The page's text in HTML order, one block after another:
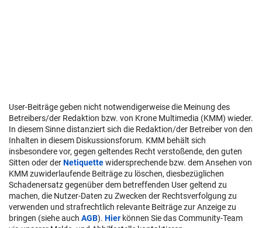
User-Beiträge geben nicht notwendigerweise die Meinung des
Betreibers/der Redaktion bzw. von Krone Multimedia (KMM) wieder.
In diesem Sinne distanziert sich die Redaktion/der Betreiber von den
Inhalten in diesem Diskussionsforum. KMM behält sich
insbesondere vor, gegen geltendes Recht verstoßende, den guten
Sitten oder derNetiquettewidersprechende bzw. dem Ansehen von
KMM zuwiderlaufende Beiträge zu löschen, diesbezüglichen
Schadenersatz gegenüber dem betreffenden User geltend zu
machen, die Nutzer-Daten zu Zwecken der Rechtsverfolgung zu
verwenden und strafrechtlich relevante Beiträge zur Anzeige zu
bringen (siehe auch AGB). Hier können Sie das Community-Team